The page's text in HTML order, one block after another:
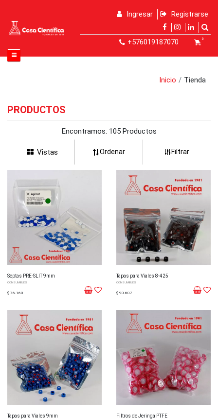
Ingresar Registrarse
+576019187070 0
Inicio Tienda
PRODUCTOS
Encontramos: 105 Productos
Vistas Ordenar Filtrar
Septas PRE-SLIT 9mm
CONSUMIBLES
$ 76.160
Tapas para Viales 8-425
CONSUMIBLES
$ 90.607
Tapas para Viales 9mm Filtros de Jeringa PTFE